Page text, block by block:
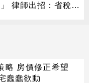
律師出招：省稅又
產
略 房價修正希望
蠢蠢欲動